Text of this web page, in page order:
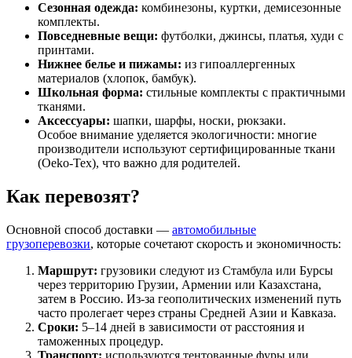
Сезонная одежда: комбинезоны, куртки, демисезонные
комплекты.
Повседневные вещи: футболки, джинсы, платья, худи с
принтами.
Нижнее белье и пижамы: из гипоаллергенных
материалов (хлопок, бамбук).
Школьная форма: стильные комплекты с практичными
тканями.
Аксессуары: шапки, шарфы, носки, рюкзаки.
Особое внимание уделяется экологичности: многие
производители используют сертифицированные ткани
(Oeko-Tex), что важно для родителей.
Как перевозят?
Основной способ доставки — автомобильные
грузоперевозки, которые сочетают скорость и экономичность:
Маршрут: грузовики следуют из Стамбула или Бурсы
через территорию Грузии, Армении или Казахстана,
затем в Россию. Из-за геополитических изменений путь
часто пролегает через страны Средней Азии и Кавказа.
Сроки: 5–14 дней в зависимости от расстояния и
таможенных процедур.
Транспорт: используются тентованные фуры или